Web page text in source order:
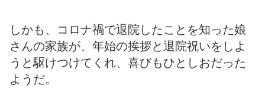
しかも、コロナ禍で退院したことを知った娘
さんの家族が、年始の挨拶と退院祝いをしよ
うと駆けつけてくれ、喜びもひとしおだった
ようだ。